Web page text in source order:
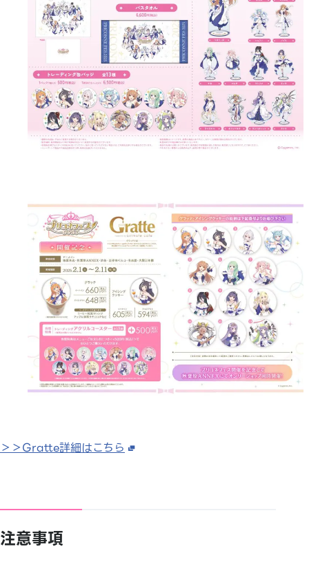
＞＞Gratte詳細はこちら
注意事項